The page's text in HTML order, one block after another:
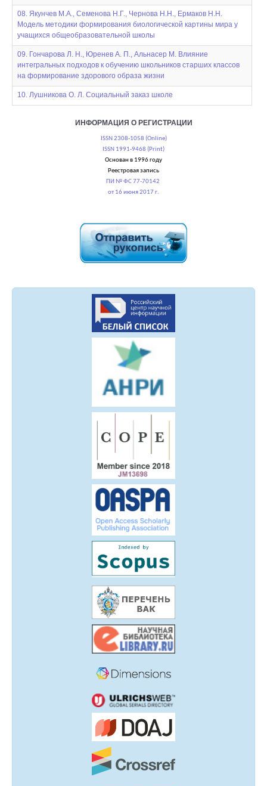
08. Якунчев М.А., Семенова Н.Г., Чернова Н.Н., Ермаков Н.Н.
Модель методики формирования биологической картины мира у
учащихся общеобразовательной школы
09. Гончарова Л. Н., Юренев А. П., Альнасер М. Влияние
интегральных подходов к обучению школьников старших классов
на формирование здорового образа жизни
10. Лушникова О. Л. Социальный заказ школе
ИНФОРМАЦИЯ О РЕГИСТРАЦИИ
ISSN 2308-1058 (Online)
ISSN 1991-9468 (Print)
Основан в 1996 году
Реестровая запись
ПИ № ФС 77-70142
от 16 июня 2017 г.